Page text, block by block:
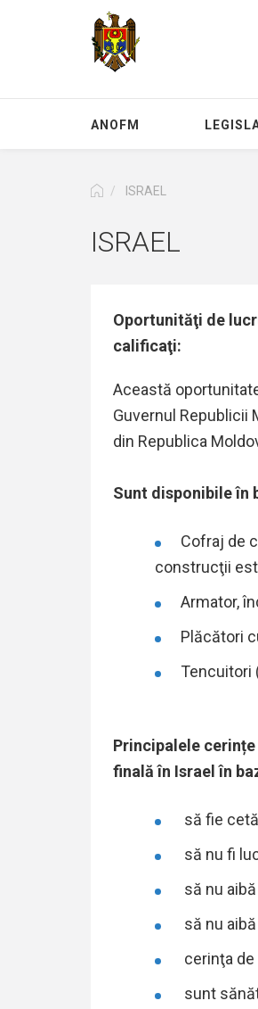
ANOFM
ISRAEL
ISRAEL
Oportunităţi de
calificaţi:
Această
Guvernul Republicii
din Republica
Sunt disponibile în
Cofraj de
construcţii
Armator,
Plăcători
Tencuitori
Principalele
finală în Israel în
să fie
să nu fi
să nu
să nu
cerinţa de
sunt